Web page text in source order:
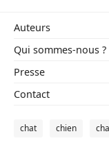
Auteurs
Qui sommes-nous ?
Presse
Contact
chat chien